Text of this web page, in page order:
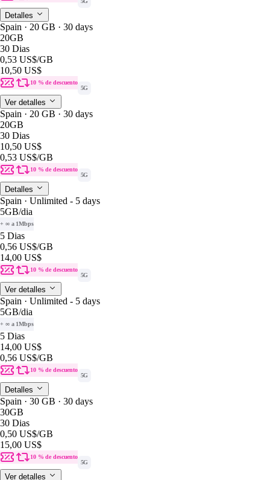
Detalles
Spain · 20 GB · 30 days
20GB
30 Dias
0,53 US$/GB
10,50 US$
10 % de descuento
5G
Ver detalles
Spain · 20 GB · 30 days
20GB
30 Dias
10,50 US$
0,53 US$/GB
10 % de descuento
5G
Detalles
Spain · Unlimited - 5 days
5GB/dia
+ ∞ a 1Mbps
5 Dias
0,56 US$/GB
14,00 US$
10 % de descuento
5G
Ver detalles
Spain · Unlimited - 5 days
5GB/dia
+ ∞ a 1Mbps
5 Dias
14,00 US$
0,56 US$/GB
10 % de descuento
5G
Detalles
Spain · 30 GB · 30 days
30GB
30 Dias
0,50 US$/GB
15,00 US$
10 % de descuento
5G
Ver detalles